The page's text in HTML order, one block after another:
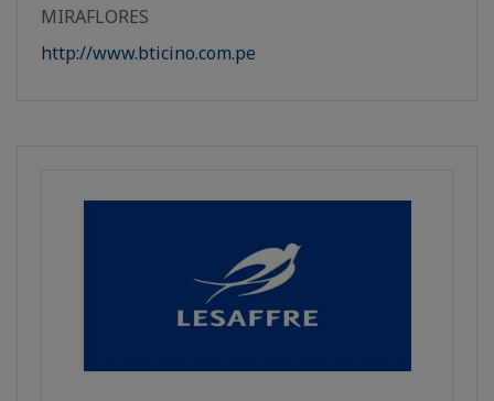
MIRAFLORES
http://www.bticino.com.pe